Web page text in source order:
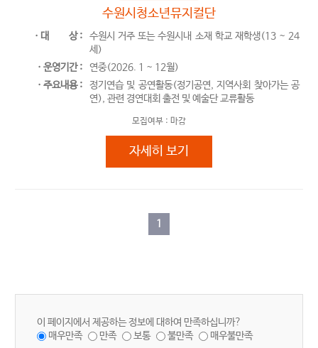
수원시청소년뮤지컬단
ㆍ대 상 :
수원시 거주 또는 수원시내 소재 학교 재학생(13 ~ 24
세)
ㆍ운영기간 :
연중(2026. 1 ~ 12월)
ㆍ주요내용 :
정기연습 및 공연활동(정기공연, 지역사회 찾아가는 공
연), 관련 경연대회 출전 및 예술단 교류활동
모집여부 : 마감
수원시청소년뮤지컬단
자세히 보기
1
이 페이지에서 제공하는 정보에 대하여 만족하십니까?
매우만족
만족 보통 불만족 매우불만족